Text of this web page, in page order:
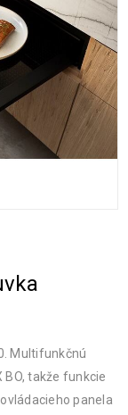
Multifunkčnú
BO, takže funkcie
panela